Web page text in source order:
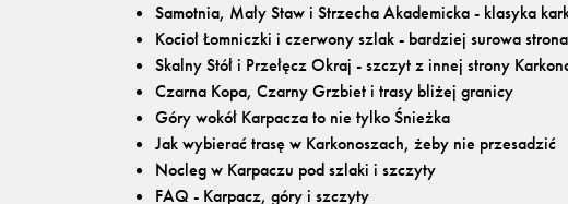
Samotnia, Mały Staw i Strzecha Akademicka - klasyka
Kocioł Łomniczki i czerwony szlak - bardziej surowa
Skalny Stół i Przełęcz Okraj - szczyt z innej strony
Czarna Kopa, Czarny Grzbiet i trasy bliżej granicy
Góry wokół Karpacza to nie tylko Śnieżka
Jak wybierać trasę w Karkonoszach, żeby nie przesadzić
Nocleg w Karpaczu pod szlaki i szczyty
FAQ - Karpacz, góry i szczyty